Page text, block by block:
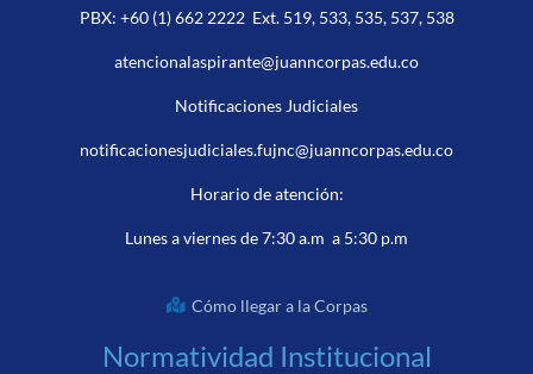
PBX: +60 (1) 662 2222Ext. 519, 533, 535, 537, 538
atencionalaspirante@juanncorpas.edu.co
Notificaciones Judiciales
notificacionesjudiciales.fujnc@juanncorpas.edu.co
Horario de atención:
Lunes a viernes de 7:30 a.m a 5:30 p.m
Cómo llegar a la Corpas
Normatividad Institucional